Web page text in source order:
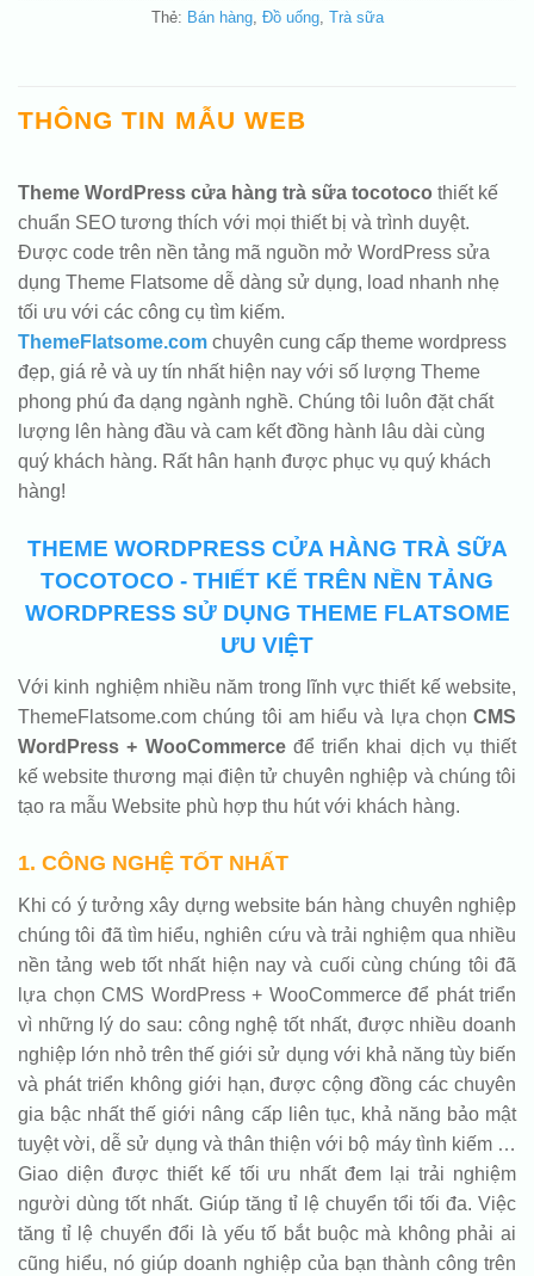
Thẻ: Bán hàng, Đồ uống, Trà sữa
THÔNG TIN MẪU WEB
Theme WordPress cửa hàng trà sữa tocotoco thiết kế
chuẩn SEO tương thích với mọi thiết bị và trình duyệt.
Được code trên nền tảng mã nguồn mở WordPress sửa
dụng Theme Flatsome dễ dàng sử dụng, load nhanh nhẹ
tối ưu với các công cụ tìm kiếm.
ThemeFlatsome.com chuyên cung cấp theme wordpress
đẹp, giá rẻ và uy tín nhất hiện nay với số lượng Theme
phong phú đa dạng ngành nghề. Chúng tôi luôn đặt chất
lượng lên hàng đầu và cam kết đồng hành lâu dài cùng
quý khách hàng. Rất hân hạnh được phục vụ quý khách
hàng!
THEME WORDPRESS CỬA HÀNG TRÀ SỮA
TOCOTOCO - THIẾT KẾ TRÊN NỀN TẢNG
WORDPRESS SỬ DỤNG THEME FLATSOME
ƯU VIỆT
Với kinh nghiệm nhiều năm trong lĩnh vực thiết kế website,
ThemeFlatsome.com chúng tôi am hiểu và lựa chọn CMS
WordPress + WooCommerceđể triển khai dịch vụ thiết
kế website thương mại điện tử chuyên nghiệp và chúng tôi
tạo ra mẫu Website phù hợp thu hút với khách hàng.
1. CÔNG NGHỆ TỐT NHẤT
Khi có ý tưởng xây dựng website bán hàng chuyên nghiệp
chúng tôi đã tìm hiểu, nghiên cứu và trải nghiệm qua nhiều
nền tảng web tốt nhất hiện nay và cuối cùng chúng tôi đã
lựa chọn CMS WordPress + WooCommerce để phát triển
vì những lý do sau: công nghệ tốt nhất, được nhiều doanh
nghiệp lớn nhỏ trên thế giới sử dụng với khả năng tùy biến
và phát triển không giới hạn, được cộng đồng các chuyên
gia bậc nhất thế giới nâng cấp liên tục, khả năng bảo mật
tuyệt vời, dễ sử dụng và thân thiện với bộ máy tình kiếm …
Giao diện được thiết kế tối ưu nhất đem lại trải nghiệm
người dùng tốt nhất. Giúp tăng tỉ lệ chuyển tổi tối đa. Việc
tăng tỉ lệ chuyển đổi là yếu tố bắt buộc mà không phải ai
cũng hiểu, nó giúp doanh nghiệp của bạn thành công trên